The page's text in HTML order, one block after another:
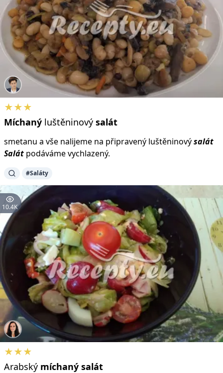
★★★
Míchaný luštěninový salát
smetanu a vše nalijeme na připravený luštěninovýsalát
Salát podáváme vychlazený.
#Saláty
10.4K
★★★
Arabský míchaný salát